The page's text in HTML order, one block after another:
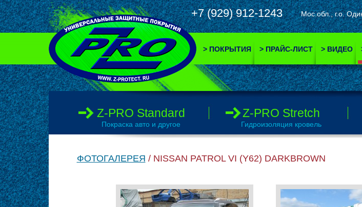
Мос.обл., г.о.
+7 (929) 912-1243
> ПОКРЫТИЯ > ПРАЙС-ЛИСТ > ВИДЕО
Z-PRO Standard
Покраска авто и другое
Z-PRO Stretch
Гидроизоляция кровель
ФОТОГАЛЕРЕЯ / NISSAN PATROL VI (Y62) DARKBROWN